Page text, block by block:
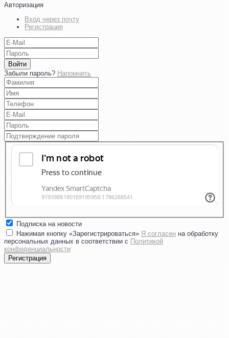
Авторизация
Вход через почту
Регистрация
Войти
Забыли пароль? Напомнить
Подписка на новости
Нажимая кнопку «Зарегистрироваться» Я согласен на обработку
персональных данных в соответствии с Политикой
конфиденциальности
Регистрация